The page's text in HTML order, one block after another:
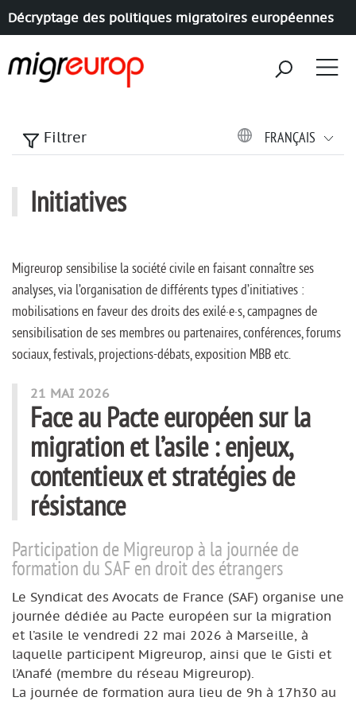
Décryptage des politiques migratoires européennes
Filtrer FRANÇAIS
Initiatives
Migreurop sensibilise la société civile en faisant connaître ses
analyses, via l’organisation de différents types d’initiatives :
mobilisations en faveur des droits des exilé·e·s, campagnes de
sensibilisation de ses membres ou partenaires, conférences, forums
sociaux, festivals, projections-débats, exposition MBB etc.
Articles de cette rubrique
21 MAI 2026
Face au Pacte européen sur la
migration et l’asile : enjeux,
contentieux et stratégies de
résistance
Participation de Migreurop à la journée de
formation du SAF en droit des étrangers
Le Syndicat des Avocats de France (SAF) organise une
journée dédiée au Pacte européen sur la migration
et l’asile le vendredi 22 mai 2026 à Marseille, à
laquelle participent Migreurop, ainsi que le Gisti et
l’Anafé (membre du réseau Migreurop).
La journée de formation aura lieu de 9h à 17h30 au